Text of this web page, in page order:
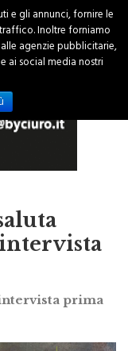
prima
e gli annunci, fornire le
Inoltre forniamo
agenzie pubblicitarie,
ai social media nostri